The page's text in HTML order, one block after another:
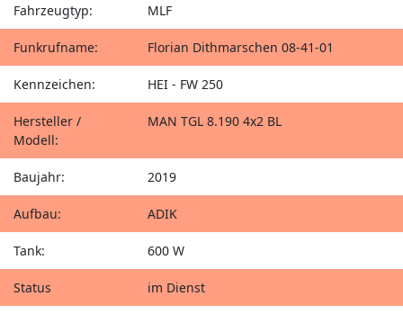
Fahrzeugtyp: MLF
Funkrufname: Florian Dithmarschen 08-41-01
Kennzeichen: HEI - FW 250
Hersteller /
Modell:
MAN TGL 8.190 4x2 BL
Baujahr: 2019
Aufbau: ADIK
Tank: 600 W
Status im Dienst